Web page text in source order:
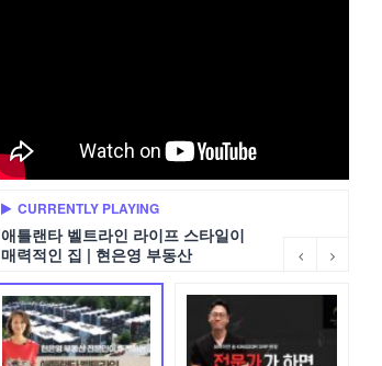
CURRENTLY PLAYING
애틀랜타 벨트라인 라이프 스타일이
매력적인 집 | 현은영 부동산